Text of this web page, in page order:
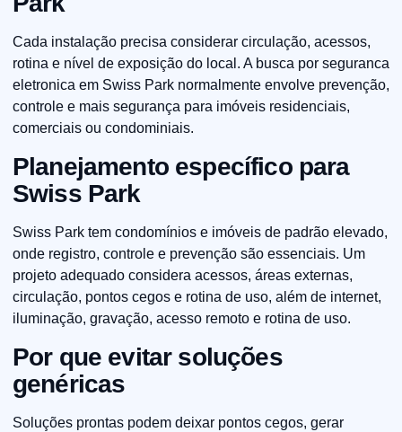
Cada instalação precisa considerar circulação, acessos,
rotina e nível de exposição do local. A busca por seguranca
eletronica em Swiss Park normalmente envolve prevenção,
controle e mais segurança para imóveis residenciais,
comerciais ou condominiais.
Planejamento específico para
Swiss Park
Swiss Park tem condomínios e imóveis de padrão elevado,
onde registro, controle e prevenção são essenciais. Um
projeto adequado considera acessos, áreas externas,
circulação, pontos cegos e rotina de uso, além de internet,
iluminação, gravação, acesso remoto e rotina de uso.
Por que evitar soluções
genéricas
Soluções prontas podem deixar pontos cegos, gerar